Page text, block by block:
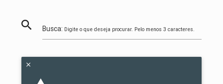
Busca: Digite o que deseja procurar. Pelo menos 3 caracteres.